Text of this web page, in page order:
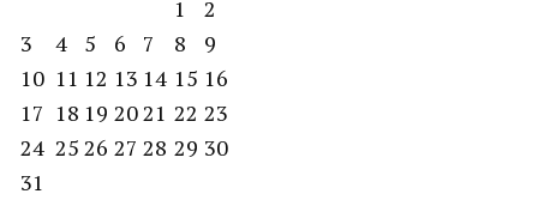
1
2
3
4 5 6 7 8
9
10 11 12 13 14 15 16
17 18 19 2021 22 23
24 25 26 27 28 29 30
31